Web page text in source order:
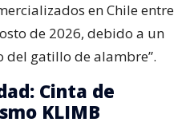
en Chile entre
de 2026, debido a un
del gatillo de alambre”.
Cinta de
KLIMB